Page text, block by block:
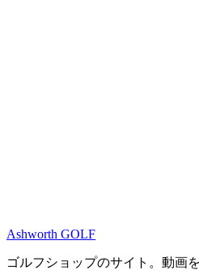
Ashworth GOLF
ゴルフショップのサイト。動画